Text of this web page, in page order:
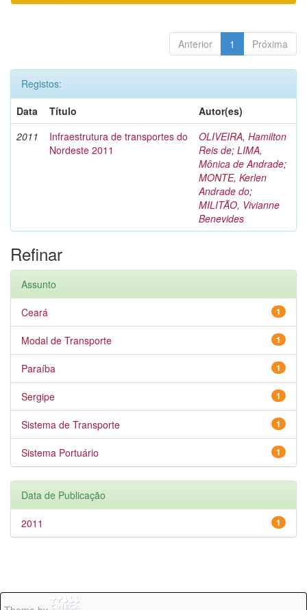
Anterior 1 Próxima
Registos:
Data
Título
Autor(es)
2011
Infraestrutura de transportes do
Nordeste 2011
OLIVEIRA, Hamilton
Reis de; LIMA,
Mônica de Andrade;
MONTE, Kerlen
Andrade do;
MILITÃO, Vivianne
Benevides
Refinar
Assunto
1
Ceará
1
Modal de Transporte
1
Paraíba
1
Sergipe
1
Sistema de Transporte
1
Sistema Portuário
Data de Publicação
1
2011